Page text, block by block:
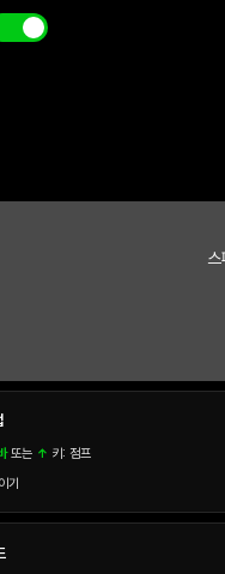
또는 ↑ 키: 점프
기